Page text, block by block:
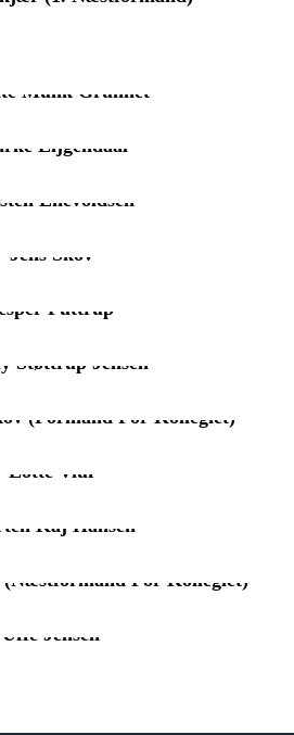
Munk Grunnet
Eijgendaal
Enevoldsen
Jens Skov
Futtrup
Støttrup Jensen
(formand For Kollegiet)
Lotte Viuf
Kaj Hansen
(næstformand For Kollegiet)
Uffe Jensen